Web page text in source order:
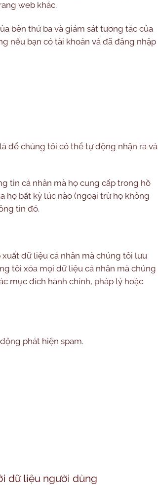
web khác.
bên thứ ba và giám sát tương tác của
nếu bạn có tài khoản và đã đăng nhập
để chúng tôi có thể tự động nhận ra và
tin cá nhân mà họ cung cấp trong hồ
họ bất kỳ lúc nào (ngoại trừ họ không
tin đó.
dữ liệu cá nhân mà chúng tôi lưu
tôi xóa mọi dữ liệu cá nhân mà chúng
mục đích hành chính, pháp lý hoặc
phát hiện spam.
dữ liệu người dùng